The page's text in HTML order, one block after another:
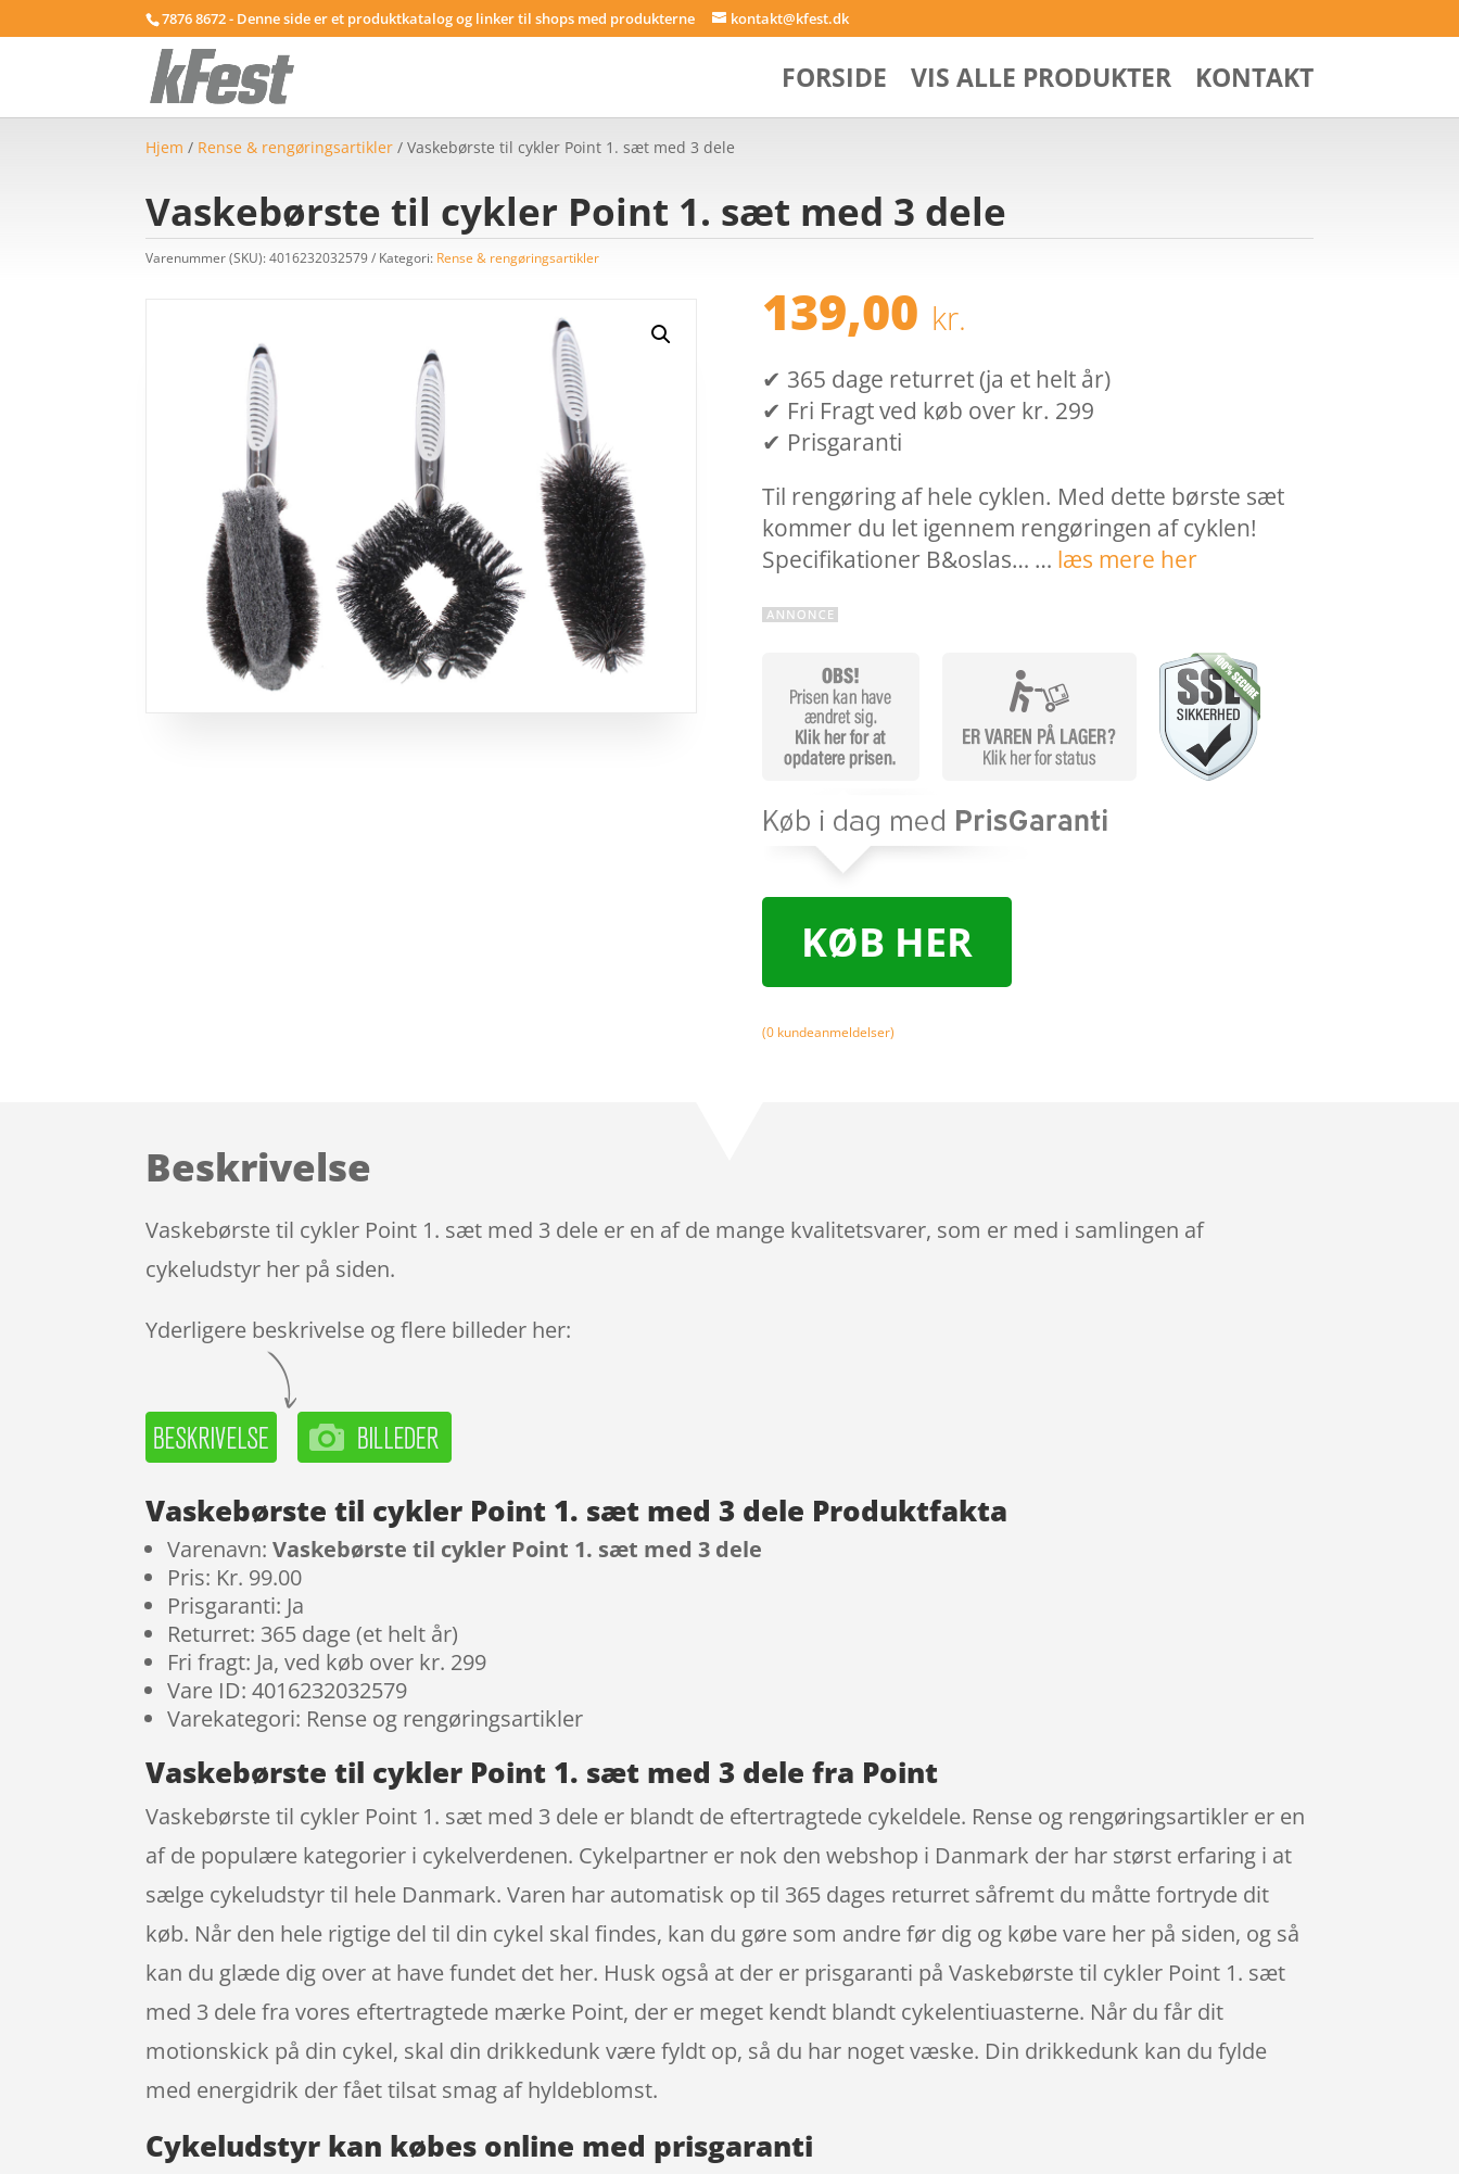
7876 8672 - Denne side er et produktkatalog og linker til shops med produkterne kontakt@kfest.dk
FORSIDE VIS ALLE PRODUKTER KONTAKT
Hjem / Rense & rengøringsartikler / Vaskebørste til cykler Point 1. sæt med 3 dele
Vaskebørste til cykler Point 1. sæt med 3 dele
Varenummer (SKU):4016232032579 Kategori: Rense & rengøringsartikler
139,00 kr.
✔ 365 dage returret (ja et helt år)
✔ Fri Fragt ved køb over kr. 299
✔ Prisgaranti
Til rengøring af hele cyklen. Med dette børste sæt
kommer du let igennem rengøringen af cyklen!
Specifikationer B&oslas… … læs mere her
KØB HER
(0kundeanmeldelser)
Beskrivelse
Vaskebørste til cykler Point 1. sæt med 3 dele er en af de mange kvalitetsvarer, som er med i samlingen af
cykeludstyr her på siden.
Yderligere beskrivelse og flere billeder her:
Vaskebørste til cykler Point 1. sæt med 3 dele Produktfakta
Varenavn:Vaskebørste til cykler Point 1. sæt med 3 dele
Pris: Kr. 99.00
Prisgaranti: Ja
Returret: 365 dage (et helt år)
Fri fragt: Ja, ved køb over kr. 299
Vare ID: 4016232032579
Varekategori: Rense og rengøringsartikler
Vaskebørste til cykler Point 1. sæt med 3 dele fra Point
Vaskebørste til cykler Point 1. sæt med 3 dele er blandt de eftertragtede cykeldele. Rense og rengøringsartikler er en
af de populære kategorier i cykelverdenen. Cykelpartner er nok den webshop i Danmark der har størst erfaring i at
sælge cykeludstyr til hele Danmark. Varen har automatisk op til 365 dages returret såfremt du måtte fortryde dit
køb. Når den hele rigtige del til din cykel skal findes, kan du gøre som andre før dig og købe vare her på siden, og så
kan du glæde dig over at have fundet det her. Husk også at der er prisgaranti på Vaskebørste til cykler Point 1. sæt
med 3 dele fra vores eftertragtede mærke Point, der er meget kendt blandt cykelentiuasterne. Når du får dit
motionskick på din cykel, skal din drikkedunk være fyldt op, så du har noget væske. Din drikkedunk kan du fylde
med energidrik der fået tilsat smag af hyldeblomst.
Cykeludstyr kan købes online med prisgaranti